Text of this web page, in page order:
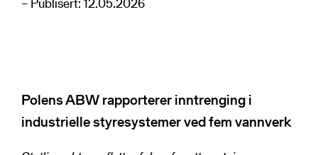
Polens ABW rapporterer inntrenging i
industrielle styresystemer ved fem vannverk